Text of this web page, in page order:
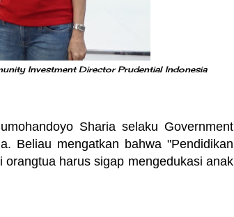
Investment Director Prudential Indonesia
Sharia selaku Government
Beliau mengatkan bahwa "Pendidikan
harus sigap mengedukasi anak